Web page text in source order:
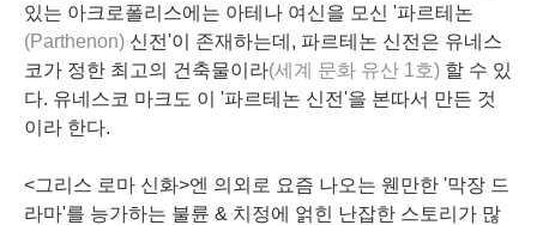
있는 아크로폴리스에는 아테나 여신을 모신 '파르테논
(Parthenon) 신전'이 존재하는데, 파르테논 신전은 유네스
코가 정한 최고의 건축물이라(세계 문화 유산 1호) 할 수 있
다. 유네스코 마크도 이 '파르테논 신전'을 본따서 만든 것
이라 한다.
<그리스 로마 신화>엔 의외로 요즘 나오는 웬만한 '막장 드
라마'를 능가하는 불륜 & 치정에 얽힌 난잡한 스토리가 많